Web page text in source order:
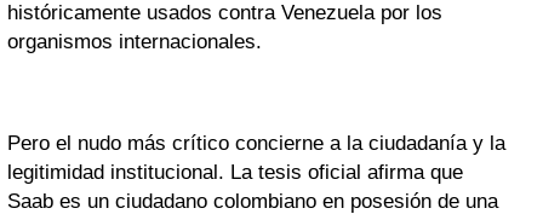
históricamente usados contra Venezuela por los
organismos internacionales.
Pero el nudo más crítico concierne a la ciudadanía y la
legitimidad institucional. La tesis oficial afirma que
Saab es un ciudadano colombiano en posesión de una